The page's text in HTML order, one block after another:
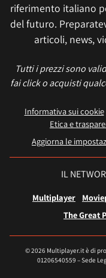
riferimento italiano
del futuro.
articoli, news,
Tutti i prezzi sono
fai click o acquisti
Informativa sui cookie
Etica e
Aggiorna le
IL
Multiplayer
The Great
© 2026 Multiplayer.it è di
01206540559 – Sede